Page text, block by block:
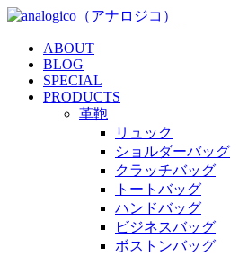
ABOUT
BLOG
SPECIAL
PRODUCTS
革鞄
リュック
ショルダーバッグ
クラッチバッグ
トートバッグ
ハンドバッグ
ビジネスバッグ
ボストンバッグ